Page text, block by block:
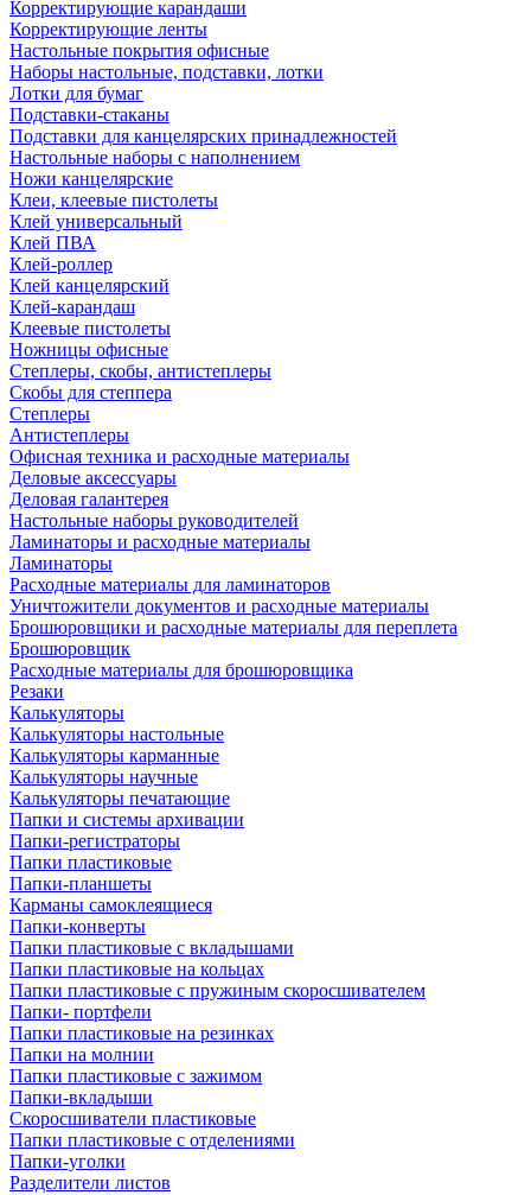
Корректирующие карандаши
Корректирующие ленты
Настольные покрытия офисные
Наборы настольные, подставки, лотки
Лотки для бумаг
Подставки-стаканы
Подставки для канцелярских принадлежностей
Настольные наборы с наполнением
Ножи канцелярские
Клеи, клеевые пистолеты
Клей универсальный
Клей ПВА
Клей-роллер
Клей канцелярский
Клей-карандаш
Клеевые пистолеты
Ножницы офисные
Степлеры, скобы, антистеплеры
Скобы для степпера
Степлеры
Антистеплеры
Офисная техника и расходные материалы
Деловые аксессуары
Деловая галантерея
Настольные наборы руководителей
Ламинаторы и расходные материалы
Ламинаторы
Расходные материалы для ламинаторов
Уничтожители документов и расходные материалы
Брошюровщики и расходные материалы для переплета
Брошюровщик
Расходные материалы для брошюровщика
Резаки
Калькуляторы
Калькуляторы настольные
Калькуляторы карманные
Калькуляторы научные
Калькуляторы печатающие
Папки и системы архивации
Папки-регистраторы
Папки пластиковые
Папки-планшеты
Карманы самоклеящиеся
Папки-конверты
Папки пластиковые с вкладышами
Папки пластиковые на кольцах
Папки пластиковые с пружиным скоросшивателем
Папки- портфели
Папки пластиковые на резинках
Папки на молнии
Папки пластиковые с зажимом
Папки-вкладыши
Скоросшиватели пластиковые
Папки пластиковые с отделениями
Папки-уголки
Разделители листов